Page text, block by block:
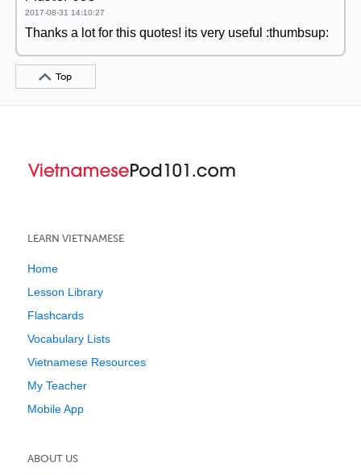
2017-08-31 14:10:27
Thanks a lot for this quotes! its very useful :thumbsup:
Top
LEARN VIETNAMESE
Home
Lesson Library
Flashcards
Vocabulary Lists
Vietnamese Resources
My Teacher
Mobile App
ABOUT US